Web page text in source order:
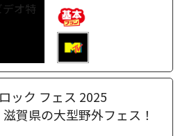
ック フェス 2025
県の大型野外フェス！